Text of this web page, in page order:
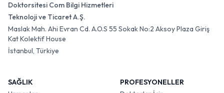
Doktorsitesi Com Bilgi Hizmetleri
Teknoloji ve Ticaret A.Ş.
Maslak Mah. Ahi Evran Cd. A.O.S 55 Sokak No:2 Aksoy Plaza Giriş
Kat Kolektif House
İstanbul, Türkiye
SAĞLIK
PROFESYONELLER